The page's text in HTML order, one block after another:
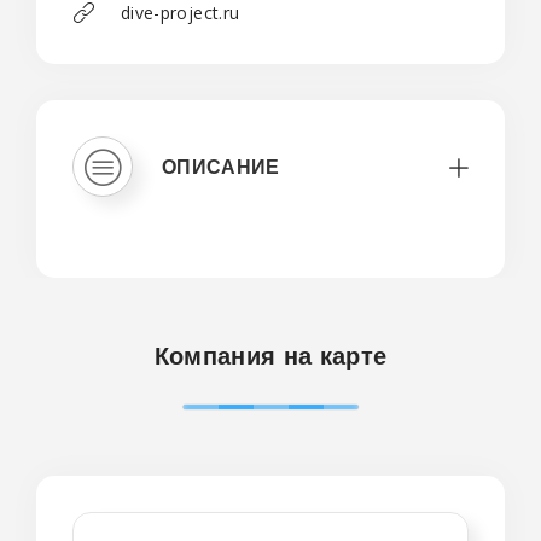
dive-project.ru
ОПИСАНИЕ
Компания на карте